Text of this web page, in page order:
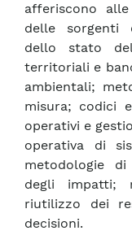
afferiscono
delle sorgenti
dello stato
territoriali e
ambientali;
misura; codici
operativi e
operativa di
metodologie
degli impatti;
riutilizzo dei
decisioni.